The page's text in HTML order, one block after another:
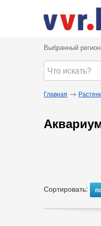
Выбранный
Главная →
Сортировать: